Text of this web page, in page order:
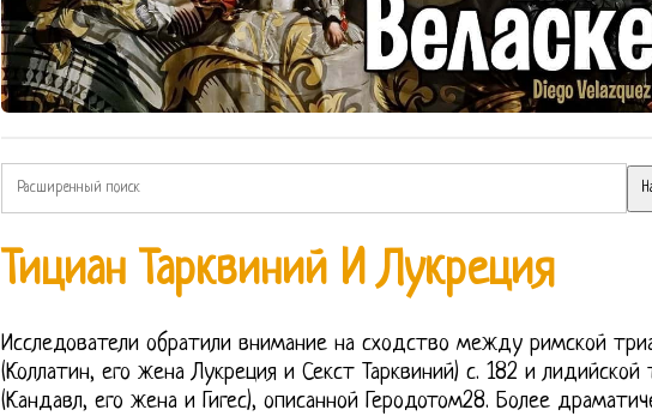
Тициан Тарквиний И Лукреция
Исследователи обратили внимание на сходство между римской
(Коллатин, его жена Лукреция и Секст Тарквиний) с. 182 и лидийской
(Кандавл, его жена и Гигес), описанной Геродотом28. Более